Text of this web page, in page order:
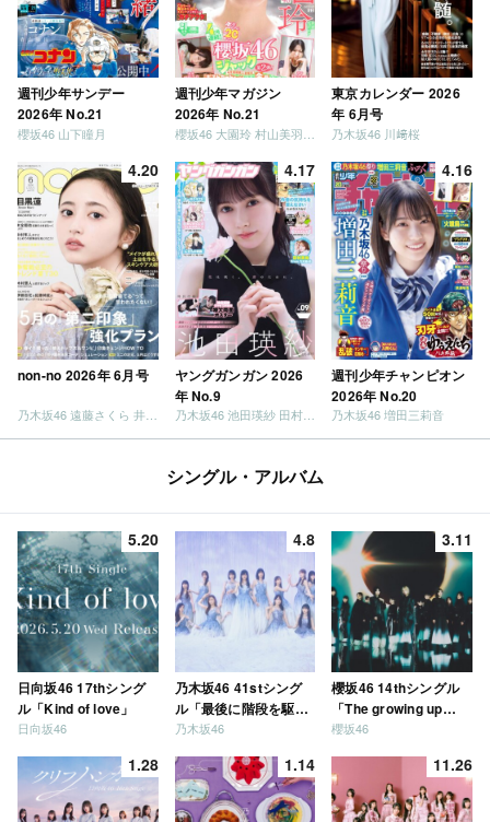
週刊少年サンデー
2026年 No.21
櫻坂46 山下瞳月
週刊少年マガジン
2026年 No.21
東京カレンダー 2026
年 6月号
乃木坂46 川﨑桜
4.20
non-no 2026年 6月号
乃木坂46 遠藤さくら 井上和 / 日向坂46 小坂菜緒
4.17
ヤングガンガン 2026
年 No.9
乃木坂46 池田瑛紗 田村真佑
4.16
週刊少年チャンピオン
2026年 No.20
乃木坂46 増田三莉音
シングル・アルバム
5.20
日向坂46 17thシング
ル「Kind of love」
日向坂46
4.8
乃木坂46 41stシング
ル「最後に階段を駆け
上がったのはいつ
乃木坂46
3.11
櫻坂46 14thシングル
「The growing up
train」
櫻坂46
1.28 1.14 11.26